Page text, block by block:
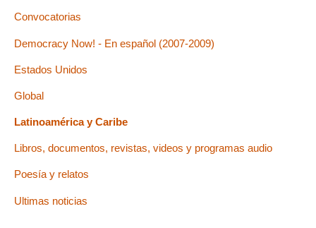
Convocatorias
Democracy Now! - En español (2007-2009)
Estados Unidos
Global
Latinoamérica y Caribe
Libros, documentos, revistas, videos y programas audio
Poesía y relatos
Ultimas noticias